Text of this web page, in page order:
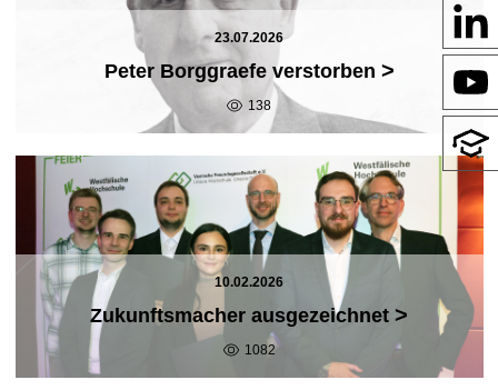
23.07.2026
Peter Borggraefe verstorben >
138
10.02.2026
Zukunftsmacher ausgezeichnet >
1082